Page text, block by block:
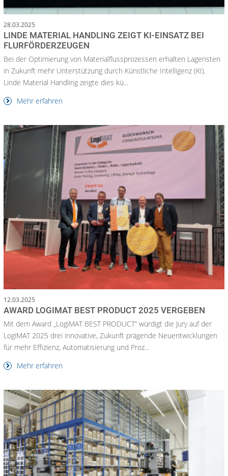
28.03.2025
LINDE MATERIAL HANDLING ZEIGT KI-EINSATZ BEI
FLURFÖRDERZEUGEN
Bei der Optimierung von Materialflussprozessen erhalten Lageristen
in Zukunft mehr Unterstützung durch Künstliche Intelligenz (KI).
Linde Material Handling zeigte dies kü...
Mehr erfahren
12.03.2025
AWARD LOGIMAT BEST PRODUCT 2025 VERGEBEN
Mit dem Award „LogiMAT BEST PRODUCT“ würdigt die Jury auf der
LogiMAT 2025 drei innovative, Zukunft prägende Neuentwicklungen
für mehr Effizienz, Automatisierung und Proz...
Mehr erfahren